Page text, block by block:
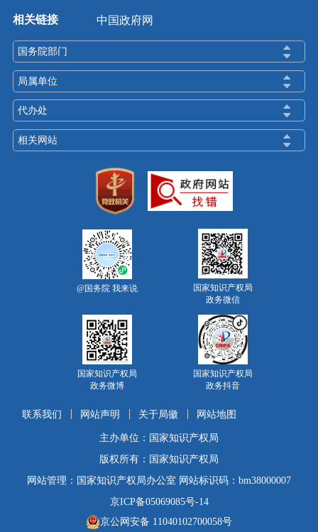
相关链接 中国政府网
国务院部门
局属单位
代办处
相关网站
@国务院 我来说
国家知识产权局
政务微信
国家知识产权局
政务微博
国家知识产权局
政务抖音
联系我们 网站声明 关于局徽 网站地图
主办单位：国家知识产权局
版权所有：国家知识产权局
网站管理：国家知识产权局办公室 网站标识码：bm38000007
京ICP备05069085号-14
京公网安备 11040102700058号